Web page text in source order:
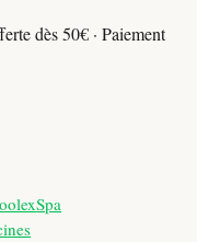
dès 50€ · Paiement
Spa